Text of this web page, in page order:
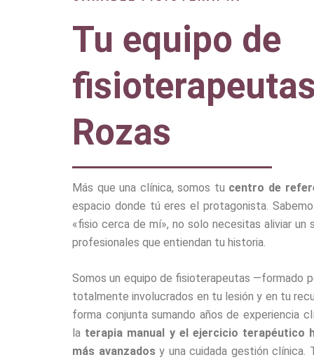
Tu equipo de
Rozas
Más que una clínica, somos tu centro de
espacio donde tú eres el protagonista.
«fisio cerca de mí», no solo necesitas aliviar un
profesionales que entiendan tu historia.
Somos un equipo de fisioterapeutas —formado
totalmente involucrados en tu lesión y en tu
forma conjunta sumando años de experiencia
la terapia manual y el ejercicio terapéutico
más avanzadosy una cuidada gestión clínica.